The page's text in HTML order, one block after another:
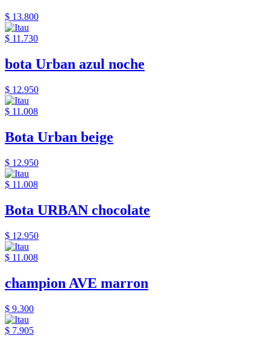
$ 13.800
$ 11.730
bota Urban azul noche
$ 12.950
$ 11.008
Bota Urban beige
$ 12.950
$ 11.008
Bota URBAN chocolate
$ 12.950
$ 11.008
champion AVE marron
$ 9.300
$ 7.905